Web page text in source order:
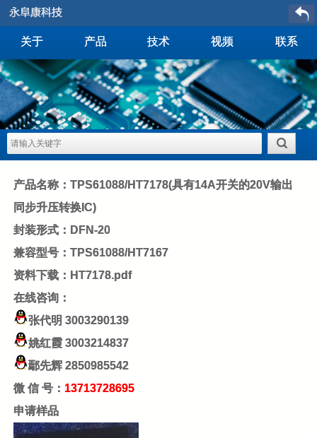
关于 产品 技术 视频 联系
产品名称：TPS61088/HT7178(具有14A开关的20V输出
同步升压转换IC)
封装形式：DFN-20
兼容型号：TPS61088/HT7167
资料下载： HT7178.pdf
在线咨询：
张代明3003290139
姚红霞3003214837
鄢先辉2850985542
微 信 号： 13713728695
申请样品